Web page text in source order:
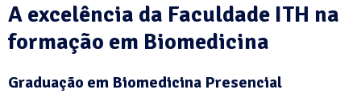
A excelência da Faculdade ITH na
formação em Biomedicina
Graduação em Biomedicina Presencial